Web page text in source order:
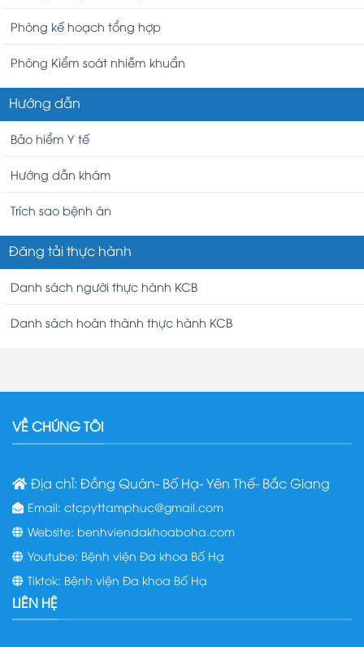
Phòng kế hoạch tổng hợp
Phòng Kiểm soát nhiễm khuẩn
Hướng dẫn
Bảo hiểm Y tế
Hướng dẫn khám
Trích sao bệnh án
Đăng tải thực hành
Danh sách người thực hành KCB
Danh sách hoàn thành thực hành KCB
VỀ CHÚNG TÔI
Địa chỉ: Đồng Quán- Bố Hạ- Yên Thế- Bắc Giang
Email: ctcpyttamphuc@gmail.com
Website: benhviendakhoaboha.com
Youtube: Bệnh viện Đa khoa Bố Hạ
Tiktok: Bệnh viện Đa khoa Bố Hạ
LIÊN HỆ